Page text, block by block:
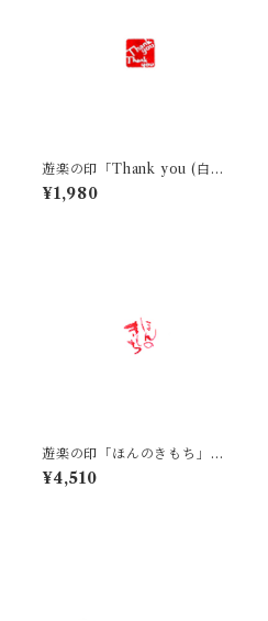
遊楽の印「Thank you (白
文)」｜ 工房 蓮
¥1,980
遊楽の印「ほんのきもち」｜
工房 蓮
¥4,510